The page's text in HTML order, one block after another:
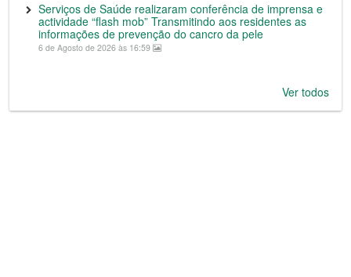
Serviços de Saúde realizaram conferência de imprensa e
actividade “flash mob” Transmitindo aos residentes as
informações de prevenção do cancro da pele
6 de Agosto de 2026 às 16:59
Ver todos